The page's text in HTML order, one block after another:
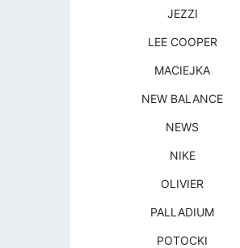
JEZZI
LEE COOPER
MACIEJKA
NEW BALANCE
NEWS
NIKE
OLIVIER
PALLADIUM
POTOCKI